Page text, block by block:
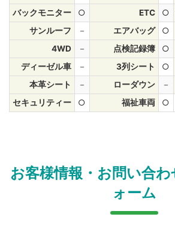
バックモニター
○ ETC ○
サンルーフ
－ エアバッグ ○
4WD
－ 点検記録簿 ○
ディーゼル車
－ 3列シート ○
本革シート
－ ローダウン －
セキュリティー
○ 福祉車両 ○
お客様情報・お問い合
ォーム